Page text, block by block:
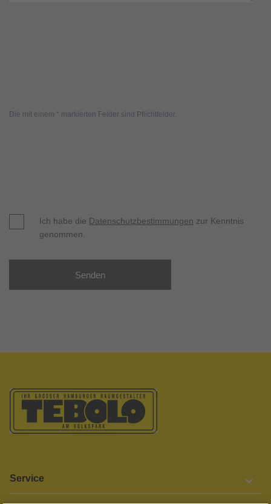
Die mit einem * markierten Felder sind Pflichtfelder.
Ich habe die Datenschutzbestimmungen zur Kenntnis
genommen.
Senden
Service